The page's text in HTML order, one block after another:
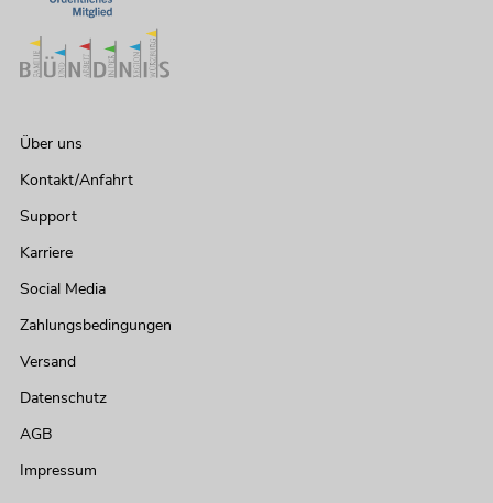
Über uns
Kontakt/Anfahrt
Support
Karriere
Social Media
Zahlungsbedingungen
Versand
Datenschutz
AGB
Impressum